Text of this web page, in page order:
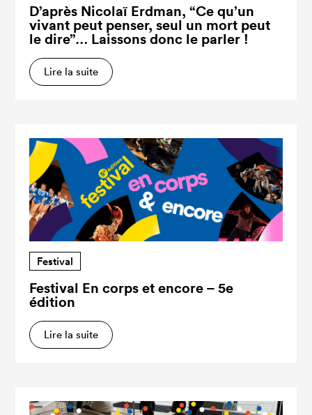
D’après Nicolaï Erdman, “Ce qu’un
vivant peut penser, seul un mort peut
le dire”… Laissons donc le parler !
Lire la suite
Festival
Festival En corps et encore – 5e
édition
Lire la suite